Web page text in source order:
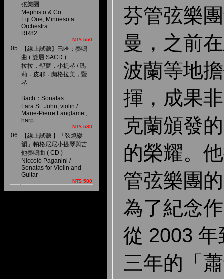
弦樂團
Mephisto & Co.
Eiji Oue, Minnesota
Orchestra
RR82
NT$ 550
05.
【線上試聽】巴哈：奏鳴
曲 ( 雙層 SACD )
拉拉．聖薔，小提琴 / 瑪
莉．皮耶．蘭格拉美，豎
琴
Bach：Sonatas
Lara St. John, violin /
Marie-Pierre Langlamet,
harp
NT$ 580
06.
【線上試聽 】「弦燒樂
韻」帕格尼尼小提琴與吉
他奏鳴曲 ( CD )
Niccoló Paganini /
Sonatas for Violin and
Guitar
NT$ 580
芬管弦樂
曼，之前
波蘭等地
揮，成果
克蘭頒發
的榮耀。
管弦樂團
為了紀念
從 2003
三年的「